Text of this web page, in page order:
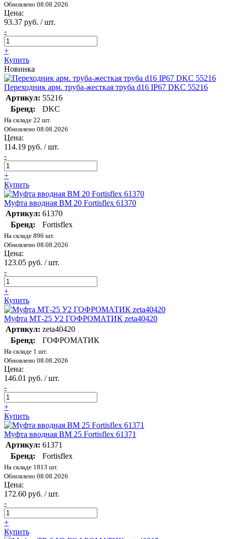
Обновлено 08.08.2026
Цена:
93.37 руб. / шт.
-
+
Купить
Новинка
Переходник арм. труба-жесткая труба d16 IP67 DKC 55216
Артикул: 55216
Бренд:
DKC
На складе 22 шт.
Обновлено 08.08.2026
Цена:
114.19 руб. / шт.
-
+
Купить
Муфта вводная ВМ 20 Fortisflex 61370
Артикул: 61370
Бренд:
Fortisflex
На складе 896 шт.
Обновлено 08.08.2026
Цена:
123.05 руб. / шт.
-
+
Купить
Муфта МТ-25 У2 ГОФРОМАТИК zeta40420
Артикул: zeta40420
Бренд:
ГОФРОМАТИК
На складе 1 шт.
Обновлено 08.08.2026
Цена:
146.01 руб. / шт.
-
+
Купить
Муфта вводная ВМ 25 Fortisflex 61371
Артикул: 61371
Бренд:
Fortisflex
На складе 1813 шт.
Обновлено 08.08.2026
Цена:
172.60 руб. / шт.
-
+
Купить